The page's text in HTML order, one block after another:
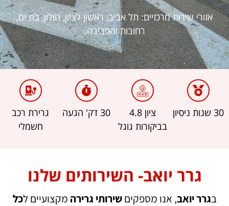
אזורי שירות מרכזיים: תל אביב, ראשון לציון, חולון, בת ים,
רחובות והסביבה.
30 שנות ניסיון
ציון 4.8
בביקורות גוגל
30 דק' הגעה
גרירת רכב
חשמלי
גרר יואב- השירותים שלנו
בגרר יואב, אנו מספקיםשירותי גרירה מקצועיים לכל